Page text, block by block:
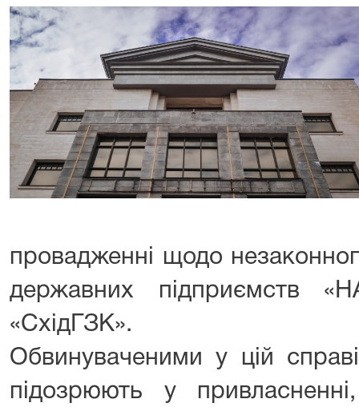
провадженні щодо
державних підприємств
«СхідГЗК».
Обвинуваченими у цій
підозрюють у